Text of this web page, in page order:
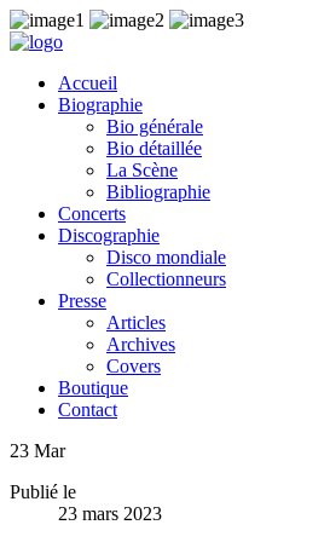
Accueil
Biographie
Bio générale
Bio détaillée
La Scène
Bibliographie
Concerts
Discographie
Disco mondiale
Collectionneurs
Presse
Articles
Archives
Covers
Boutique
Contact
23 Mar
Publié le
23 mars 2023